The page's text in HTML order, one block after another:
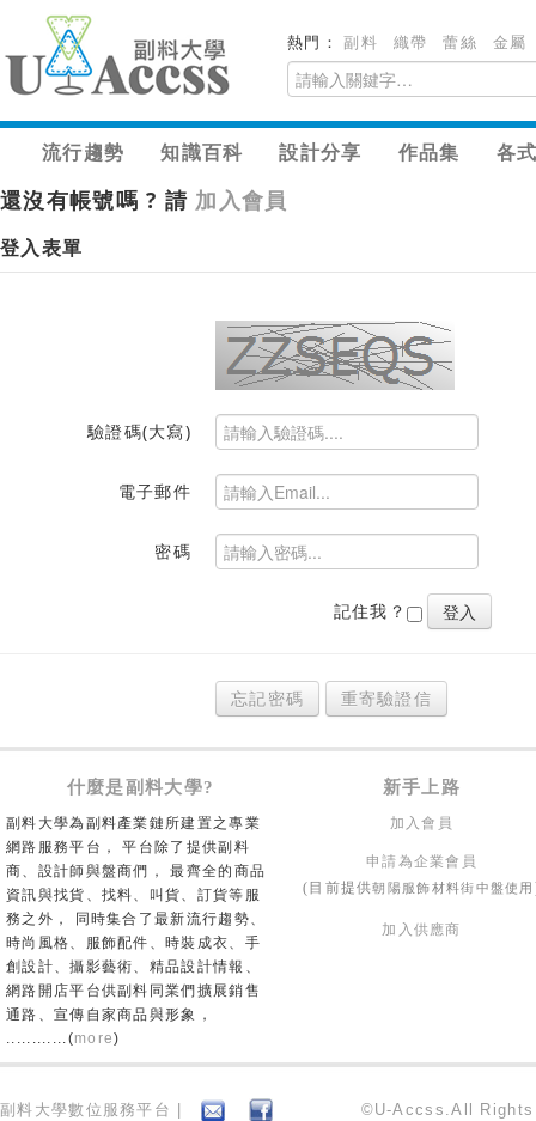
熱門：副料 織帶 蕾絲 金屬
流行趨勢 知識百科 設計分享 作品集 各
還沒有帳號嗎 ? 請 加入會員
登入表單
驗證碼(大寫)
電子郵件
密碼
記住我？
忘記密碼 重寄驗證信
什麼是副料大學? 新手上路
副料大學為副料產業鏈所建置之專業
網路服務平台， 平台除了提供副料
商、設計師與盤商們， 最齊全的商品
資訊與找貨、找料、叫貨、訂貨等服
務之外， 同時集合了最新流行趨勢、
時尚風格、服飾配件、時裝成衣、手
創設計、攝影藝術、精品設計情報、
網路開店平台供副料同業們擴展銷售
通路、宣傳自家商品與形象，
............(more)
加入會員
申請為企業會員
(目前提供朝陽服飾材料街中盤使用
加入供應商
副料大學數位服務平台 | ©U-Accss.All Rights